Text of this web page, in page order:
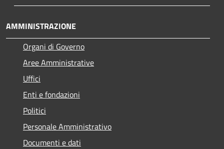
AMMINISTRAZIONE
Organi di Governo
Aree Amministrative
Uffici
Enti e fondazioni
Politici
Personale Amministrativo
Documenti e dati